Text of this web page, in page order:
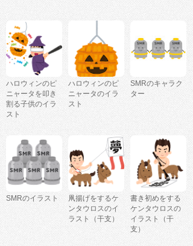
ハロウィンのピ
ニャータを叩き
割る子供のイラ
スト
ハロウィンのピ
ニャータのイラ
スト
SMRのキャラク
ター
SMRのイラスト
凧揚げをするケ
ンタウロスのイ
ラスト（干支）
書き初めをする
ケンタウロスの
イラスト（干
支）